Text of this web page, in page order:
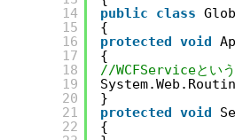
14
15
16
17
18
19
20
21
22
public
class
{
protected void
{
//WCFServiceという
}
protected void
{